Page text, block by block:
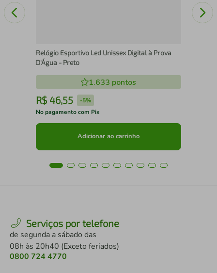
Relógio Esportivo Led Unissex Digital à Prova
D'Água - Preto
1.633 pontos
R$ 46,55 -5%
No pagamento com Pix
Adicionar ao carrinho
Serviços por telefone
de segunda a sábado das
08h às 20h40 (Exceto feriados)
0800 724 4770